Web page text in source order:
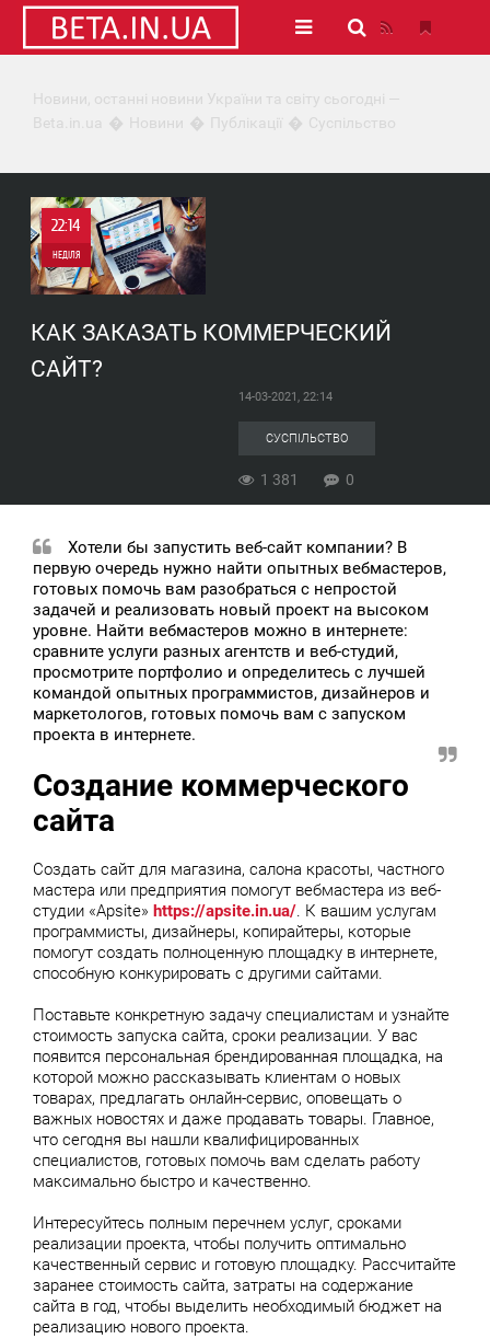
Новини, останні новини України та світу сьогодні —
Beta.in.ua
Новини Публікації Суспільство
22:14
НЕДІЛЯ
0
1 381
КАК ЗАКАЗАТЬ КОММЕРЧЕСКИЙ
САЙТ?
14-03-2021, 22:14
СУСПІЛЬСТВО
1 381 0
Хотели бы запустить веб-сайт компании? В
первую очередь нужно найти опытных вебмастеров,
готовых помочь вам разобраться с непростой
задачей и реализовать новый проект на высоком
уровне. Найти вебмастеров можно в интернете:
сравните услуги разных агентств и веб-студий,
просмотрите портфолио и определитесь с лучшей
командой опытных программистов, дизайнеров и
маркетологов, готовых помочь вам с запуском
проекта в интернете.
Создание коммерческого
сайта
Создать сайт для магазина, салона красоты, частного
мастера или предприятия помогут вебмастера из веб-
студии «Apsite» https://apsite.in.ua/. К вашим услугам
программисты, дизайнеры, копирайтеры, которые
помогут создать полноценную площадку в интернете,
способную конкурировать с другими сайтами.
Поставьте конкретную задачу специалистам и узнайте
стоимость запуска сайта, сроки реализации. У вас
появится персональная брендированная площадка, на
которой можно рассказывать клиентам о новых
товарах, предлагать онлайн-сервис, оповещать о
важных новостях и даже продавать товары. Главное,
что сегодня вы нашли квалифицированных
специалистов, готовых помочь вам сделать работу
максимально быстро и качественно.
Интересуйтесь полным перечнем услуг, сроками
реализации проекта, чтобы получить оптимально
качественный сервис и готовую площадку. Рассчитайте
заранее стоимость сайта, затраты на содержание
сайта в год, чтобы выделить необходимый бюджет на
реализацию нового проекта.